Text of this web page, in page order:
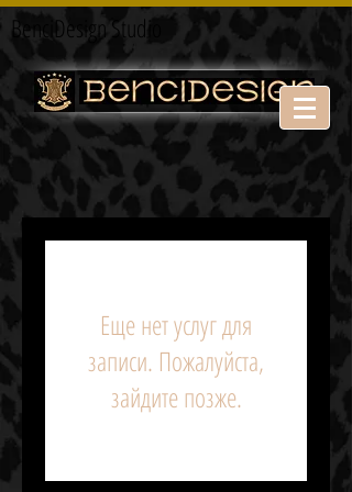
BenciDesign Studio
Еще нет услуг для
записи. Пожалуйста,
зайдите позже.